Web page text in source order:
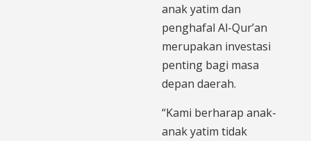
anak yatim dan
penghafal Al-Qur’an
merupakan investasi
penting bagi masa
depan daerah.
“Kami berharap anak-
anak yatim tidak